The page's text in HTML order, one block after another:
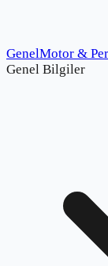
GenelMotor &
Genel Bilgiler